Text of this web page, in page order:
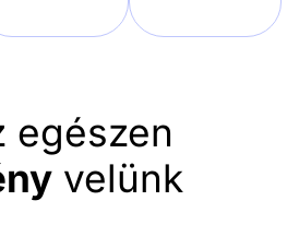
egészen
velünk